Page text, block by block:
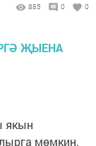
885 0 0
якын
мөмкин.